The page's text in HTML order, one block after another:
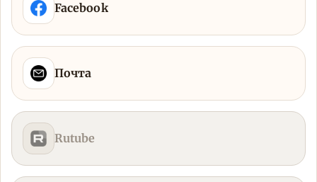
Facebook
Почта
Rutube